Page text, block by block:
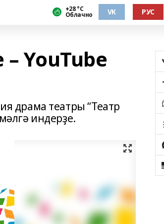
+28 °С
Облачно VK РУС
YouTube
драма театры “Театр
индерҙе.